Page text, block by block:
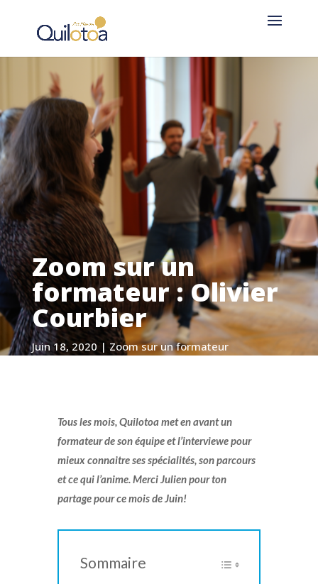
Zoom sur un
formateur : Olivier
Courbier
Juin 18, 2020 |Zoom sur un formateur
Tous les mois, Quilotoa met en avant un
formateur de son équipe et l’interviewe pour
mieux connaitre ses spécialités, son parcours
et ce qui l’anime. Merci Julien pour ton
partage pour ce mois de Juin!
Sommaire